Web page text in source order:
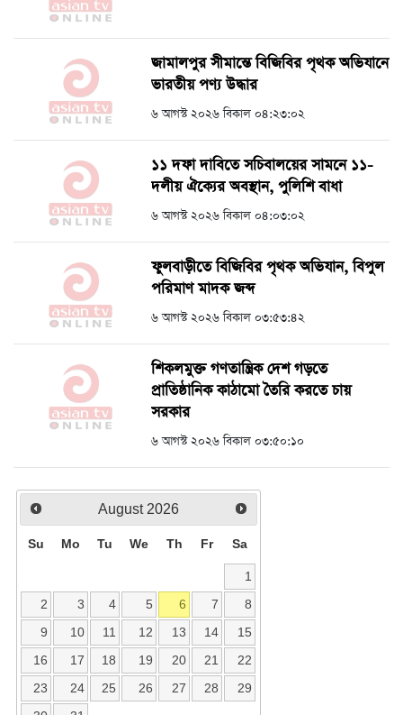
জামালপুর সীমান্তে বিজিবির পৃথক অভিযানে
ভারতীয় পণ্য উদ্ধার
৬ আগস্ট ২০২৬ বিকাল ০৪:২৩:০২
১১ দফা দাবিতে সচিবালয়ের সামনে ১১-
দলীয় ঐক্যের অবস্থান, পুলিশি বাধা
৬ আগস্ট ২০২৬ বিকাল ০৪:০৩:০২
ফুলবাড়ীতে বিজিবির পৃথক অভিযান, বিপুল
পরিমাণ মাদক জব্দ
৬ আগস্ট ২০২৬ বিকাল ০৩:৫৩:৪২
শিকলমুক্ত গণতান্ত্রিক দেশ গড়তে
প্রাতিষ্ঠানিক কাঠামো তৈরি করতে চায়
সরকার
৬ আগস্ট ২০২৬ বিকাল ০৩:৫০:১০
August 2026
Su Mo Tu We Th Fr Sa
1
2
3 4 5 6 7
8
9
10 11 12 13 14
15
16
17 18 19 20 21
22
23
24 25 26 27 28
29